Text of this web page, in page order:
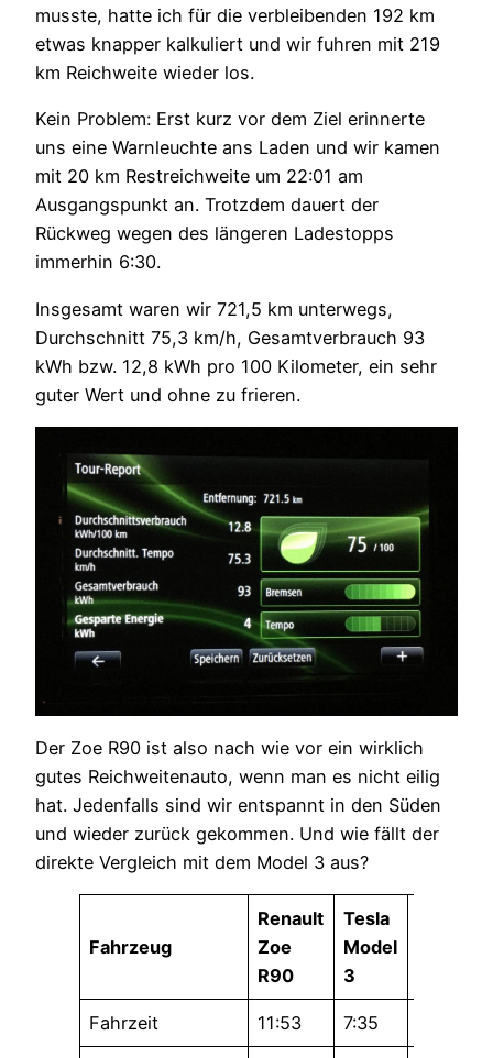
musste, hatte ich für die verbleibenden 192 km
etwas knapper kalkuliert und wir fuhren mit 219
km Reichweite wieder los.
Kein Problem: Erst kurz vor dem Ziel erinnerte
uns eine Warnleuchte ans Laden und wir kamen
mit 20 km Restreichweite um 22:01 am
Ausgangspunkt an. Trotzdem dauert der
Rückweg wegen des längeren Ladestopps
immerhin 6:30.
Insgesamt waren wir 721,5 km unterwegs,
Durchschnitt 75,3 km/h, Gesamtverbrauch 93
kWh bzw. 12,8 kWh pro 100 Kilometer, ein sehr
guter Wert und ohne zu frieren.
Der Zoe R90 ist also nach wie vor ein wirklich
gutes Reichweitenauto, wenn man es nicht eilig
hat. Jedenfalls sind wir entspannt in den Süden
und wieder zurück gekommen. Und wie fällt der
direkte Vergleich mit dem Model 3 aus?
Fahrzeug
Renault
Zoe
R90
Tesla
Model
3
Fahrzeit 11:53 7:35